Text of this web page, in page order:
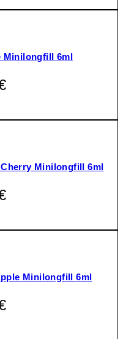
Minilongfill 6ml
Minilongfill 6ml
Minilongfill 6ml